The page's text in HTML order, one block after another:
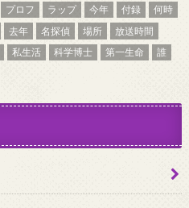
プロフ ラップ 今年 付録
何時
去年 名探偵 場所
放送時間
私生活 科学博士 第一生命
誰